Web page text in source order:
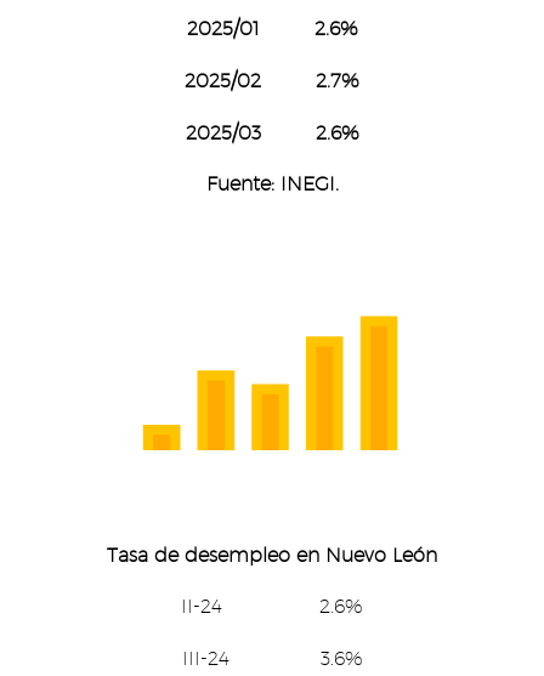
2025/01 2.6%
2025/02 2.7%
2025/03 2.6%
Fuente: INEGI.
Tasa de desempleo en Nuevo León
II-24 2.6%
III-24 3.6%